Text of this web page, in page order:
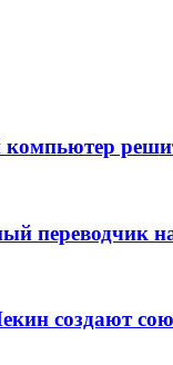
переводчик
создают